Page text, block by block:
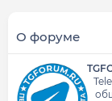
О форуме